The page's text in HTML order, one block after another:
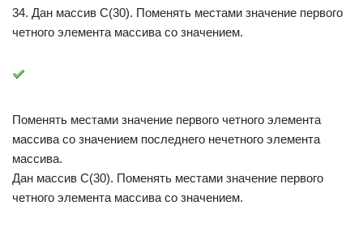
34. Дан массив С(30). Поменять местами значение первого
четного элемента массива со значением.
Поменять местами значение первого четного элемента
массива со значением последнего нечетного элемента
массива.
Дан массив С(30). Поменять местами значение первого
четного элемента массива со значением.